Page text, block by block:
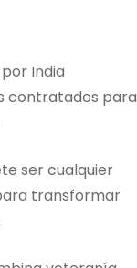
India
contratados para
ser cualquier
transformar